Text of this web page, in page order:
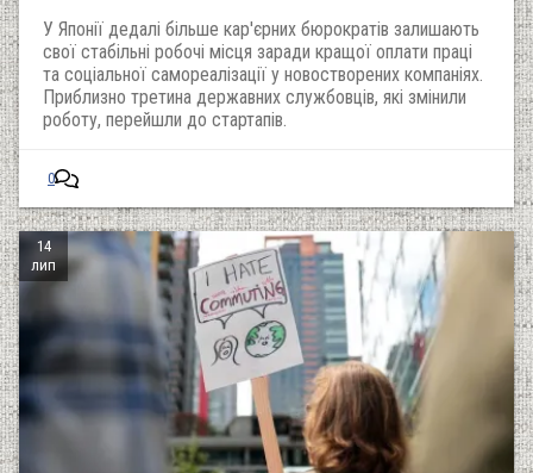
У Японії дедалі більше кар'єрних бюрократів залишають
свої стабільні робочі місця заради кращої оплати праці
та соціальної самореалізації у новостворених компаніях.
Приблизно третина державних службовців, які змінили
роботу, перейшли до стартапів.
0
14
лип